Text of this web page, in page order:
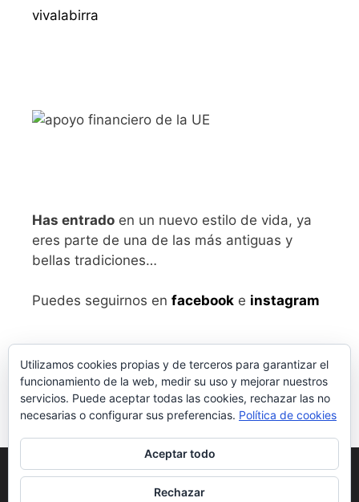
vivalabirra
Has entrado en un nuevo estilo de vida, ya
eres parte de una de las más antiguas y
bellas tradiciones…
Puedes seguirnos en facebook e instagram
Aviso legaly Política de Privacidad
Utilizamos cookies propias y de terceros para garantizar el
funcionamiento de la web, medir su uso y mejorar nuestros
servicios. Puede aceptar todas las cookies, rechazar las no
necesarias o configurar sus preferencias. Política de cookies
Aceptar todo
Rechazar